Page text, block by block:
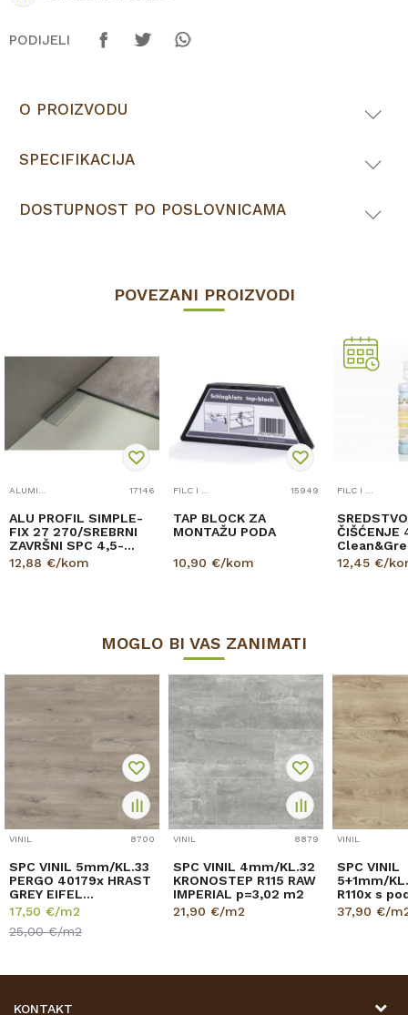
PODIJELI
O PROIZVODU
SPECIFIKACIJA
DOSTUPNOST PO POSLOVNICAMA
POVEZANI PROIZVODI
5...
17146
ALU PROFIL SIMPLE-
FIX 27 270/SREBRNI
ZAVRŠNI SPC 4,5-
5,5mm
12,88 €/kom
15949
TAP BLOCK ZA
MONTAŽU PODA
10,90 €/kom
ČIŠĆENJE
LAMINAT
12,45 €/
MOGLO BI VAS ZANIMATI
VINIL 8700
SPC VINIL 5mm/KL.33
PERGO 40179x HRAST
GREY EIFEL
p=1,873m2
17,50 €/m2
25,00€/m2
VINIL 8879
SPC VINIL 4mm/KL.32
KRONOSTEP R115 RAW
IMPERIAL p=3,02 m2
21,90 €/m2
VINIL
SPC VINIL
5+1mm/
R110x s
p=1,630
37,90 €/
KONTAKT